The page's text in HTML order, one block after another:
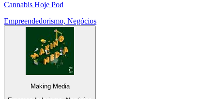
Cannabis Hoje Pod
Empreendedorismo, Negócios
Making Media